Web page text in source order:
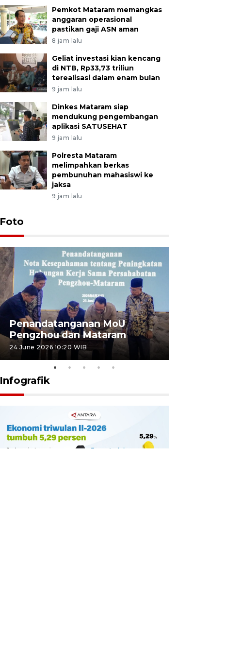
Pemkot Mataram memangkas
anggaran operasional
pastikan gaji ASN aman
8 jam lalu
Geliat investasi kian kencang
di NTB, Rp33,73 triliun
terealisasi dalam enam bulan
9 jam lalu
Dinkes Mataram siap
mendukung pengembangan
aplikasi SATUSEHAT
9 jam lalu
Polresta Mataram
melimpahkan berkas
pembunuhan mahasiswi ke
jaksa
9 jam lalu
Foto
Penandatanganan MoU
Pengzhou dan Mataram
24 June 2026 10:20 WIB
Infografik